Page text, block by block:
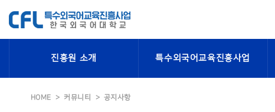
진흥원 소개 특수외국어교육진흥사업
HOME 커뮤니티 공지사항